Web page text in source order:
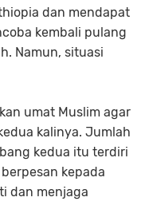
dan mendapat
kembali pulang
Namun, situasi
umat Muslim agar
kalinya. Jumlah
kedua itu terdiri
kepada
dan menjaga